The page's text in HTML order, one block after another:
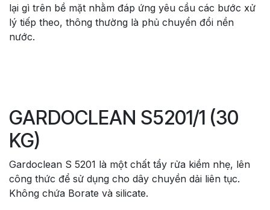
lại gì trên bề mặt nhằm đáp ứng yêu cầu các bước xử
lý tiếp theo, thông thường là phủ chuyển đổi nền
nước.
GARDOCLEAN S5201/1 (30
KG)
Gardoclean S 5201 là một chất tẩy rửa kiềm nhẹ, lên
công thức để sử dụng cho dây chuyền dải liên tục.
Không chứa Borate và silicate.